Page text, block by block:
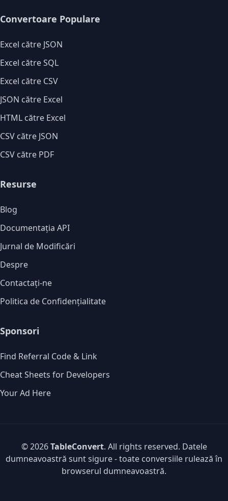
Convertoare Populare
Excel către JSON
Excel către SQL
Excel către CSV
JSON către Excel
HTML către Excel
CSV către JSON
CSV către PDF
Resurse
Blog
Documentația API
Jurnal de Modificări
Despre
Contactați-ne
Politica de Confidențialitate
Sponsori
Find Referral Code & Link
Cheat Sheets for Developers
Your Ad Here
© 2026TableConvert. All rights reserved. Datele
dumneavoastră sunt sigure - toate conversiile rulează în
browserul dumneavoastră.